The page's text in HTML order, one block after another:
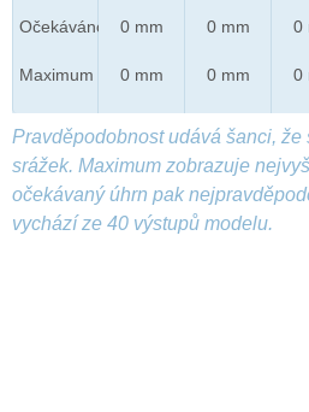
Očekáváno
Maximum
0 mm
0 mm
0 mm
0 mm
0
0
Pravděpodobnost udává šanci,
srážek. Maximum zobrazuje
očekávaný úhrn pak
vychází ze 40 výstupů modelu.